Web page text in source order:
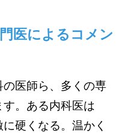
医によるコメン
医師ら、多くの専
。ある内科医は
硬くなる。温かく